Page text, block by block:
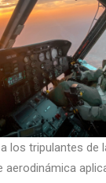
los tripulantes de